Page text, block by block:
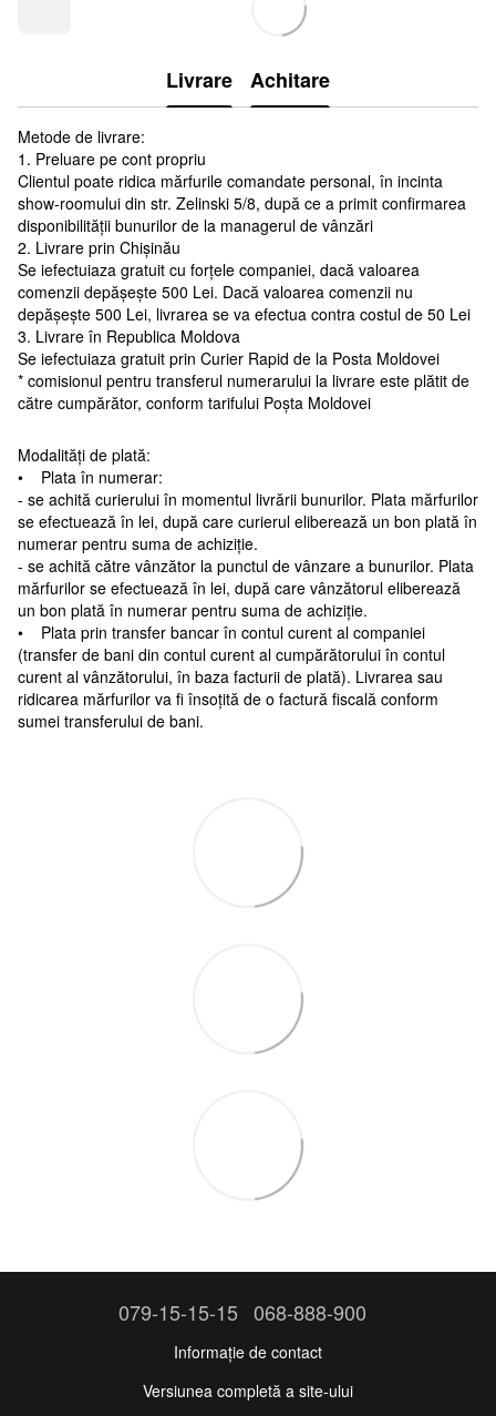
Livrare Achitare
Metode de livrare:
1. Preluare pe cont propriu
Clientul poate ridica mărfurile comandate personal, în incinta
show-roomului din str. Zelinski 5/8, după ce a primit confirmarea
disponibilității bunurilor de la managerul de vânzări
2. Livrare prin Chișinău
Se iefectuiaza gratuit cu forțele companiei, dacă valoarea
comenzii depășește 500 Lei. Dacă valoarea comenzii nu
depășește 500 Lei, livrarea se va efectua contra costul de 50 Lei
3. Livrare în Republica Moldova
Se iefectuiaza gratuit prin Curier Rapid de la Posta Moldovei
* comisionul pentru transferul numerarului la livrare este plătit de
către cumpărător, conform tarifului Poșta Moldovei
Modalități de plată:
• Plata în numerar:
- se achită curierului în momentul livrării bunurilor. Plata mărfurilor
se efectuează în lei, după care curierul eliberează un bon plată în
numerar pentru suma de achiziție.
- se achită către vânzător la punctul de vânzare a bunurilor. Plata
mărfurilor se efectuează în lei, după care vânzătorul eliberează
un bon plată în numerar pentru suma de achiziție.
• Plata prin transfer bancar în contul curent al companiei
(transfer de bani din contul curent al cumpărătorului în contul
curent al vânzătorului, în baza facturii de plată). Livrarea sau
ridicarea mărfurilor va fi însoțită de o factură fiscală conform
sumei transferului de bani.
079-15-15-15 068-888-900
Informație de contact
Versiunea completă a site-ului